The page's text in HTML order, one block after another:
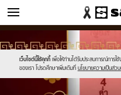
ข่าว
เว็บไซต์นี้ใช้คุกกี้ เพื่อให้ท่านได้รับประสบการณ์การใ
ของเรา โปรดศึกษาเพิ่มเติมที่ นโยบายความเป็นส่ว
new-
sanook.png
//s.isanook.com/ns/0/ud/1955/